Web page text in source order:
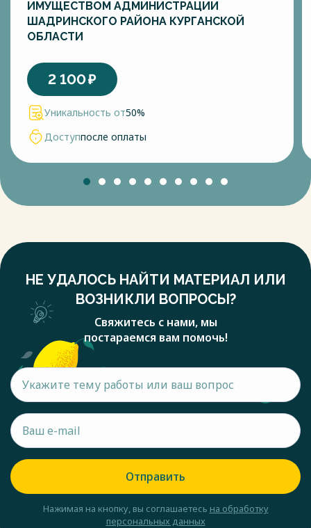
ИМУЩЕСТВОМ АДМИНИСТРАЦИИ
ШАДРИНСКОГО РАЙОНА КУРГАНСКОЙ
ОБЛАСТИ
2 100₽
Уникальность от50%
Доступпосле оплаты
НЕ УДАЛОСЬ НАЙТИ МАТЕРИАЛ ИЛИ
ВОЗНИКЛИ ВОПРОСЫ?
Свяжитесь с нами, мы
постараемся вам помочь!
Отправить
Нажимая на кнопку, вы соглашаетесь на обработку
персональных данных